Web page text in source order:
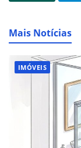
Mais Notícias
IMÓVEIS